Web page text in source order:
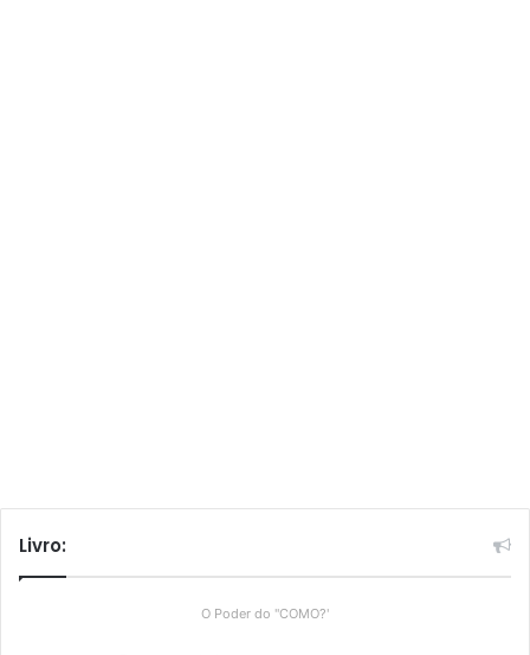
Livro:
O Poder do "COMO?'